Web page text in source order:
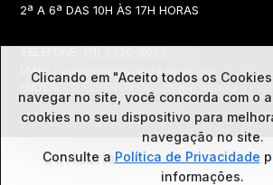
2ª A 6ª DAS 10H ÀS 17H HORAS
EMAIL:
ouvidoria@cultura.sp.gov.br
ENDEREÇO ELETRÔNICO: clique abaixo
Ouvidoria
Clicando em "Aceito todos os
navegar no site, você concorda com o
cookies no seu dispositivo para
navegação no site.
Consulte a Política de Privacidade
informações.